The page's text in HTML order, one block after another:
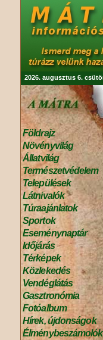
2026. augusztus 6.
Földrajz
Növényvilág
Állatvilág
Természetvédelem
Települések
Látnivalók
Túraajánlatok
Sportok
Eseménynaptár
Időjárás
Térképek
Közlekedés
Vendéglátás
Gasztronómia
Fotóalbum
Hírek, újdonságok
Élménybeszámolók